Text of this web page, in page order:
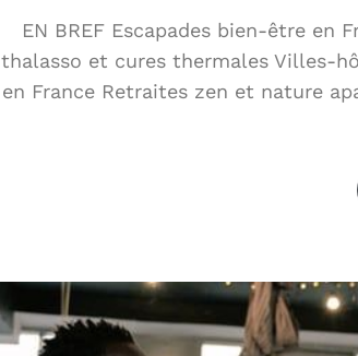
EN BREF Escapades bien-être en
thalasso et cures thermales Villes-
en France Retraites zen et nature